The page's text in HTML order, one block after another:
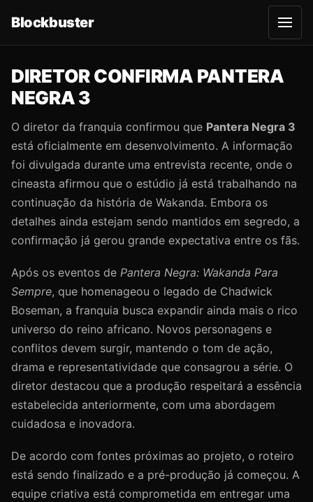
Blockbuster
A
b
r
DIRETOR CONFIRMA PANTERA
NEGRA 3
O diretor da franquia confirmou que Pantera Negra 3
está oficialmente em desenvolvimento. A informação
foi divulgada durante uma entrevista recente, onde o
cineasta afirmou que o estúdio já está trabalhando na
continuação da história de Wakanda. Embora os
detalhes ainda estejam sendo mantidos em segredo, a
confirmação já gerou grande expectativa entre os fãs.
Após os eventos de Pantera Negra: Wakanda Para
Sempre, que homenageou o legado de Chadwick
Boseman, a franquia busca expandir ainda mais o rico
universo do reino africano. Novos personagens e
conflitos devem surgir, mantendo o tom de ação,
drama e representatividade que consagrou a série. O
diretor destacou que a produção respeitará a essência
estabelecida anteriormente, com uma abordagem
cuidadosa e inovadora.
De acordo com fontes próximas ao projeto, o roteiro
está sendo finalizado e a pré-produção já começou. A
equipe criativa está comprometida em entregar uma